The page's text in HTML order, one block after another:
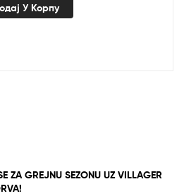
У Корпу
ZA GREJNU SEZONU UZ VILLAGER